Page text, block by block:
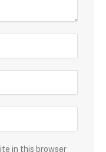
in this browser